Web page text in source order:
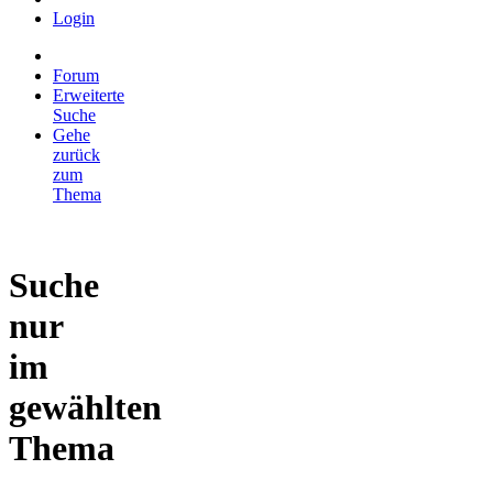
Login
Forum
Erweiterte
Suche
Gehe
zurück
zum
Thema
Suche
nur
im
gewählten
Thema